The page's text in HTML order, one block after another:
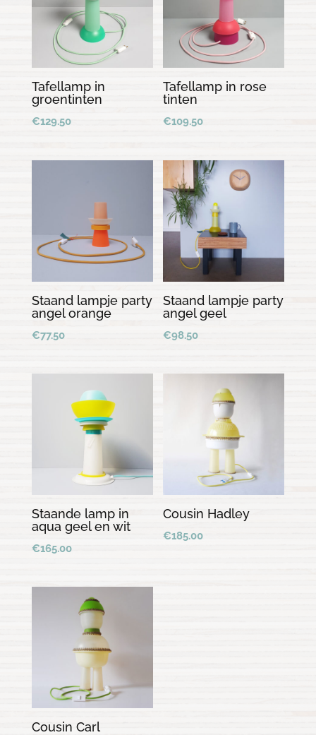
Tafellamp in
groentinten
€129.50
Tafellamp in rose
tinten
€109.50
Staand lampje party
angel orange
€77.50
Staand lampje party
angel geel
€98.50
Staande lamp in
aqua geel en wit
€165.00
Cousin Hadley
€185.00
Cousin Carl